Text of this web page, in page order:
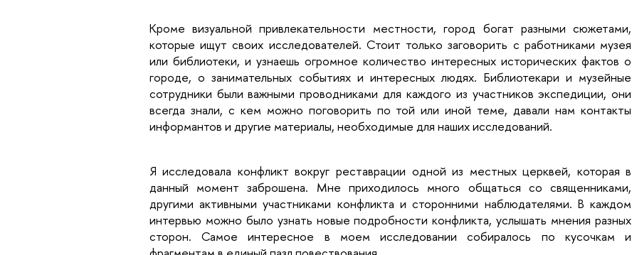
Кроме визуальной привлекательности местности, город богат разными сюжетами,
которые ищут своих исследователей. Стоит только заговорить с работниками музея
или библиотеки, и узнаешь огромное количество интересных исторических фактов о
городе, о занимательных событиях и интересных людях. Библиотекари и музейные
сотрудники были важными проводниками для каждого из участников экспедиции, они
всегда знали, с кем можно поговорить по той или иной теме, давали нам контакты
информантов и другие материалы, необходимые для наших исследований.
Я исследовала конфликт вокруг реставрации одной из местных церквей, которая в
данный момент заброшена. Мне приходилось много общаться со священниками,
другими активными участниками конфликта и сторонними наблюдателями. В каждом
интервью можно было узнать новые подробности конфликта, услышать мнения разных
сторон. Самое интересное в моем исследовании собиралось по кусочкам и